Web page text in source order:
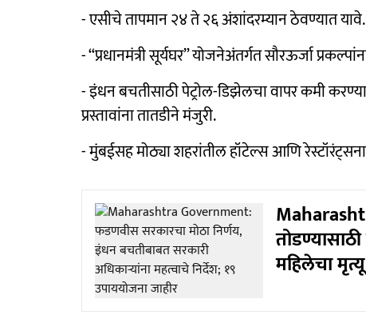
- एसीचे तापमान २४ ते २६ अंशांदरम्यान ठेवण्यात यावे.
- “प्रधानमंत्री सूर्यघर” योजनेअंतर्गत सौरऊर्जा
- इंधन बचतीसाठी पेट्रोल-डिझेलचा वापर कमी
प्रस्तावांना तातडीने मंजुरी.
- मुंबईसह मोठ्या शहरांतील हॉटेल्स आणि
महिलेचा